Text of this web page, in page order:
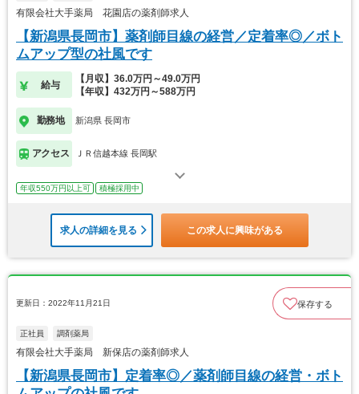
有限会社大手薬局 花園店の薬剤師求人
【新潟県長岡市】薬剤師目線の経営／定着率◎／ボト
ムアップ型の社風です
給与
【月収】36.0万円～49.0万円
【年収】432万円～588万円
勤務地 新潟県 長岡市
アクセス ＪＲ信越本線 長岡駅
年収550万円以上可 積極採用中
求人の詳細を見る この求人に興味がある
更新日：2022年11月21日 保存する
正社員 調剤薬局
有限会社大手薬局 新保店の薬剤師求人
【新潟県長岡市】定着率◎／薬剤師目線の経営・ボト